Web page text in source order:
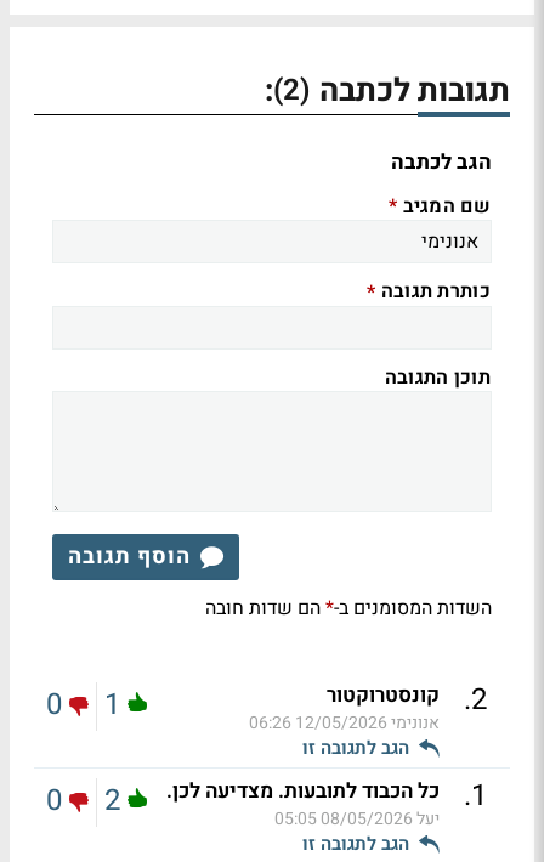
תגובות לכתבה (2)
:
הגב לכתבה
שם המגיב *
כותרת תגובה *
תוכן התגובה
הוסף תגובה
השדות המסומנים ב-*הם שדות חובה
2
. קונסטרוקטור
אנונימי12/05/2026 06:26
הגב לתגובה זו
1
0
1
. כל הכבוד לתובעות. מצדיעה לכן.
יעל08/05/2026 05:05
הגב לתגובה זו
2
0